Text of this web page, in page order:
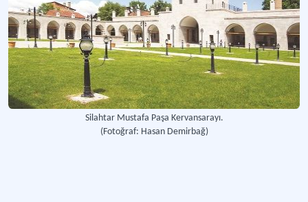
Silahtar Mustafa Paşa Kervansarayı.
(Fotoğraf: Hasan Demirbağ)